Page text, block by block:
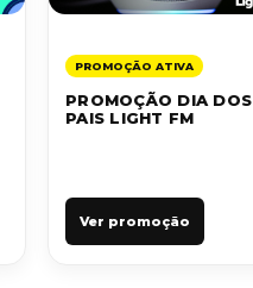
PROMOÇÃO ATIVA
PROMOÇÃO DIA DOS
PAIS LIGHT FM
Ver promoção